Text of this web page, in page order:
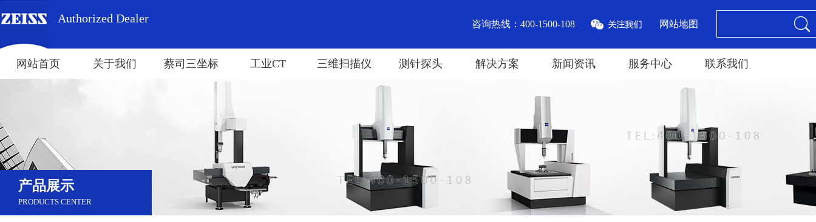
Authorized Dealer 网站地图
咨询热线：400-1500-108
网站首页 关于我们 蔡司三坐标 工业CT 三维扫描仪 测针探头 解决方案 新闻资讯 服务中心 联系我们
产品展示
PRODUCTS CENTER